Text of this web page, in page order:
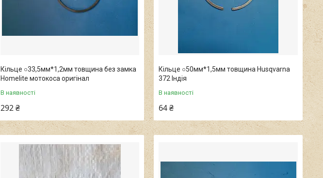
Кільце ○33,5мм*1,2мм товщина без замка
Homelite мотокоса оригінал
В наявності
292 ₴
Кільце ○50мм*1,5мм товщина Husqvarna
372 Індія
В наявності
64 ₴